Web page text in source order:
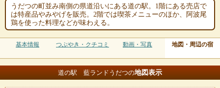
うだつの町並み南側の県道沿いにある道の駅。1階にある売店で
は特産品やみやげを販売。2階では喫茶メニューのほか、阿波尾
鶏を使った料理などが味わえる。
基本情報 つぶやき・クチコミ 動画・写真 地図・周辺の宿
道の駅 藍ランドうだつの地図表示